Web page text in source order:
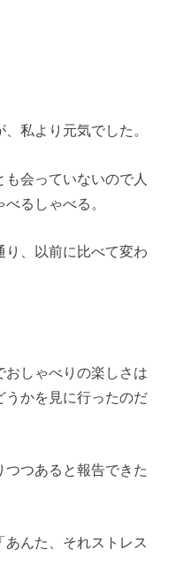
私より元気でした。
会っていないので人
るしゃべる。
り、以前に比べて変わ
おしゃべりの楽しさは
うかを見に行ったのだ
つあると報告できた
んた、それストレス